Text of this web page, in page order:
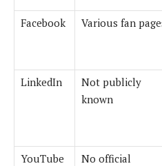
Facebook
Various fan
LinkedIn
Not publicly
known
YouTube
No official